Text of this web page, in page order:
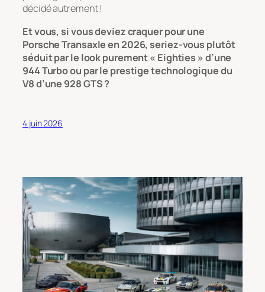
décidé autrement !
Et vous, si vous deviez craquer pour une
Porsche Transaxle en 2026, seriez-vous plutôt
séduit par le look purement « Eighties » d’une
944 Turbo ou par le prestige technologique du
V8 d’une 928 GTS ?
4 juin 2026